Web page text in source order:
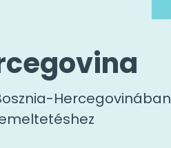
Hercegovinában